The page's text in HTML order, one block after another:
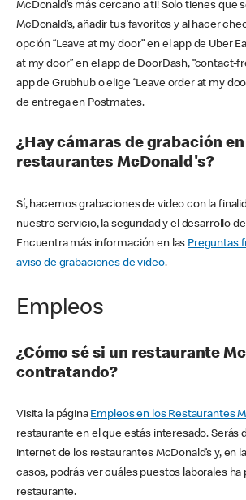
McDonald’s más cercano a ti! Solo tienes que
McDonald’s, añadir tus favoritos y al hacer
opción “Leave at my door” en el app de Uber
at my door” en el app de DoorDash, “contact-
app de Grubhub o elige “Leave order at my
de entrega en Postmates.
¿Hay cámaras de grabación
restaurantes McDonald's?
Sí, hacemos grabaciones de video con la
nuestro servicio, la seguridad y el desarrollo
Encuentra más información en las Preguntas
aviso de grabaciones de video.
Empleos
¿Cómo sé si un restaurante
contratando?
Visita la página Empleos en los Restaurantes
restaurante en el que estás interesado. Serás
internet de los restaurantes McDonald’s y, en
casos, podrás ver cuáles puestos laborales ha
restaurante.